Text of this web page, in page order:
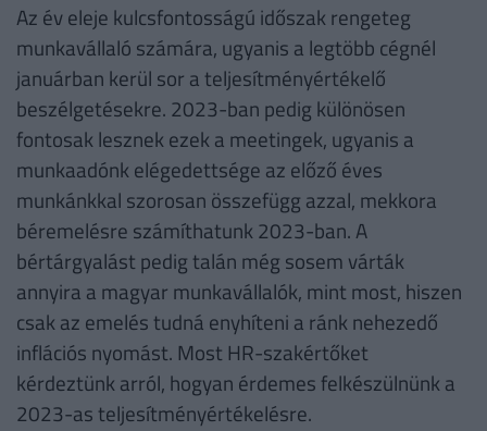
Az év eleje kulcsfontosságú időszak rengeteg
munkavállaló számára, ugyanis a legtöbb cégnél
januárban kerül sor a teljesítményértékelő
beszélgetésekre. 2023-ban pedig különösen
fontosak lesznek ezek a meetingek, ugyanis a
munkaadónk elégedettsége az előző éves
munkánkkal szorosan összefügg azzal, mekkora
béremelésre számíthatunk 2023-ban. A
bértárgyalást pedig talán még sosem várták
annyira a magyar munkavállalók, mint most, hiszen
csak az emelés tudná enyhíteni a ránk nehezedő
inflációs nyomást. Most HR-szakértőket
kérdeztünk arról, hogyan érdemes felkészülnünk a
2023-as teljesítményértékelésre.